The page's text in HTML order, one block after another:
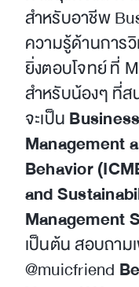
สำหรับอาชีพ
ความรู้ด้านการวิ
ยิ่งตอบโจทย์ ที่
สำหรับน้องๆ ที่ส
จะเป็น
Management
Behavior
and
Management
เป็นต้น สอบถาม
@muicfriend